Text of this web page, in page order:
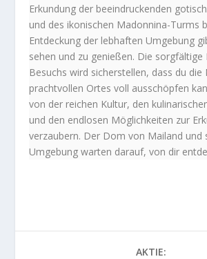
Erkundung der beeindruckenden
und des ikonischen Madonnina-Turms
Entdeckung der lebhaften Umgebung
sehen und zu genießen. Die sorgfältige
Besuchs wird sicherstellen, dass du die
prachtvollen Ortes voll ausschöpfen
von der reichen Kultur, den
und den endlosen Möglichkeiten zur
verzaubern. Der Dom von Mailand und
Umgebung warten darauf, von dir
AKTIE: